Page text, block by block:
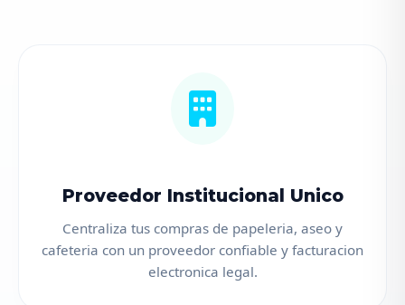
Proveedor Institucional Unico
Centraliza tus compras de papeleria, aseo y
cafeteria con un proveedor confiable y facturacion
electronica legal.